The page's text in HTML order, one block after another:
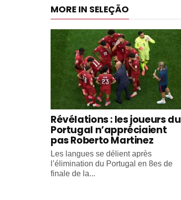
MORE IN SELEÇÃO
Révélations : les joueurs du
Portugal n’appréciaient
pas Roberto Martinez
Les langues se délient après
l’élimination du Portugal en 8es de
finale de la...